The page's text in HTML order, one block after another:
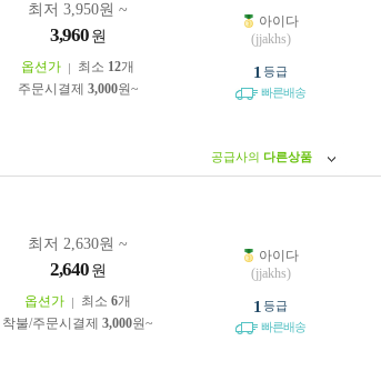
최저 3,950원 ~
3,960 원
옵션가 최소 12개
주문시결제 3,000원~
아이다
(jjakhs)
1 등급
빠른배송
공급사의 다른상품
최저 2,630원 ~
2,640 원
옵션가 최소 6개
착불/주문시결제 3,000원~
아이다
(jjakhs)
1 등급
빠른배송